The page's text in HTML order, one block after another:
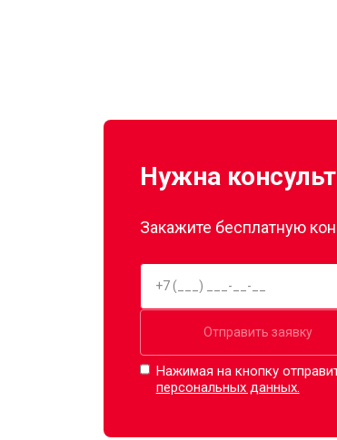
Нужна
Закажите бесплатную
Отправить заявку
Нажимая на кнопку
персональных данных.